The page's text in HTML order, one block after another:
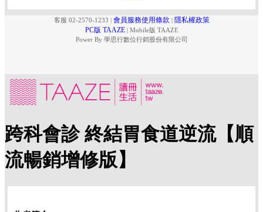
客服 02-2570-1233 | 會員服務使用條款 | 隱私權政策
PC版 TAAZE | Mobile版 TAAZE
Power By 學思行數位行銷股份有限公司
跨科會診 終結胃食道逆流【順
流暢銷增修版】